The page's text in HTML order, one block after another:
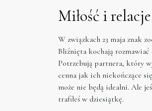
Miłość i
W związkach 23 maja znak
Bliźnięta kochają
Potrzebują partnera, który
cenna jak ich niekończące
może nie będą idealni. Ale
trafiłeś w dziesiątkę.